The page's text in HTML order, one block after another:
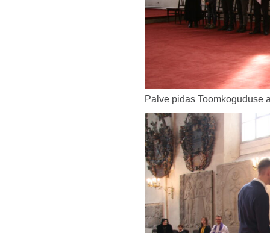
Palve pidas Toomkoguduse